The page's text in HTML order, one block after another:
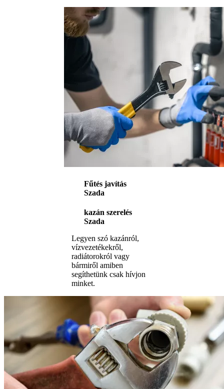
Fűtés javítás
Szada
kazán szerelés
Szada
Legyen szó kazánról,
vízvezetékekről,
radiátorokról vagy
bármiről amiben
segíthetünk csak hívjon
minket.